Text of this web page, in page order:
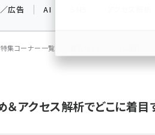
広告 AI
特集コーナー一覧
アクセス解析でどこに着目